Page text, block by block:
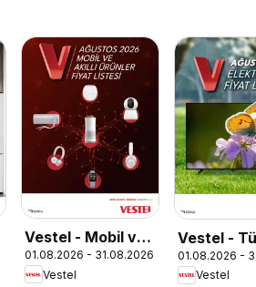
Vestel - Mobil ve
Akıllı Ürünler
01.08.2026 - 31.08.2026
Vestel
Vestel -
Elektroniği
01.08.2026 -
Vestel